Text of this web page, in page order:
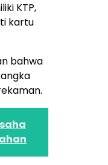
KTP,
kartu
bahwa